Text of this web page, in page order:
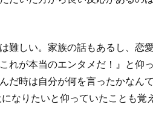
難しい。家族の話もあるし、恋
が本当のエンタメだ！』と仰っ
だ時は自分が何を言ったかなん
なりたいと仰っていたことも覚